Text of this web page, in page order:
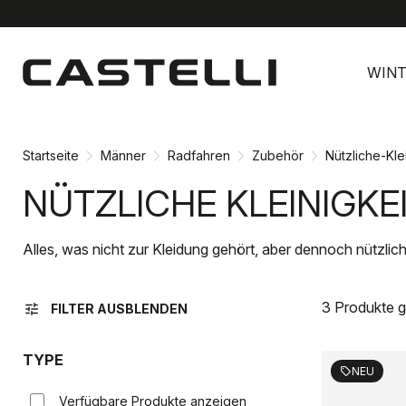
Inhalt
springen
Navigation
springen
Startseite Männer Radfahren Zubehör Nützliche-
NÜTZLICHE
Alles, was nicht zur Kleidung gehört, aber dennoch
tune FILTER AUSBLENDEN 3 Produkte
TYPE
Verfügbare Produkte anzeigen
sellNEU